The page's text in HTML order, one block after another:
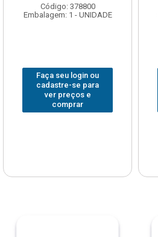
Código: 378800
Embalagem: 1 - UNIDADE
Faça seu login ou
cadastre-se para
ver preços e
comprar